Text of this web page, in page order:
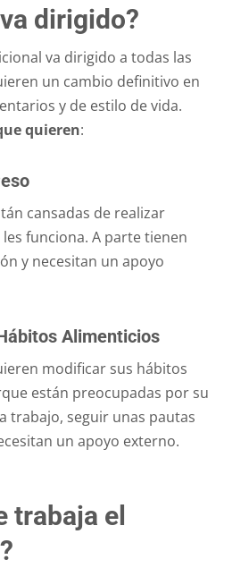
dirigido?
va dirigido a todas las
un cambio definitivo en
y de estilo de vida.
quieren:
cansadas de realizar
funciona. A parte tienen
y necesitan un apoyo
Alimenticios
modificar sus hábitos
están preocupadas por su
trabajo, seguir unas pautas
un apoyo externo.
trabaja el